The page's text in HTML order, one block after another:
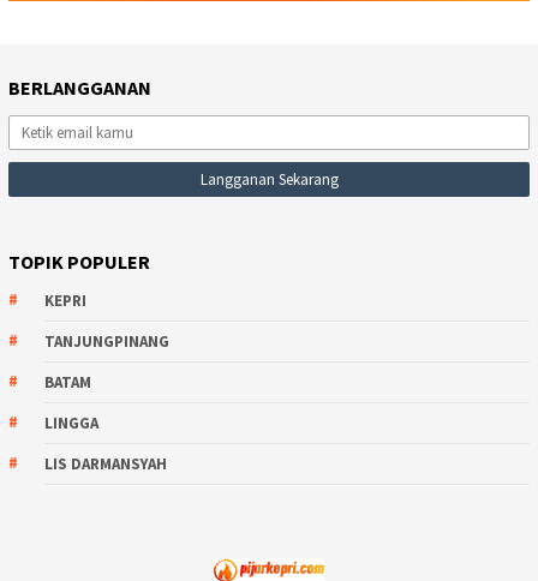
BERLANGGANAN
TOPIK POPULER
KEPRI
TANJUNGPINANG
BATAM
LINGGA
LIS DARMANSYAH